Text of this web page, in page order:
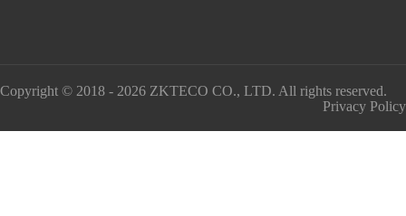
Copyright © 2018 - 2026 ZKTECO CO., LTD. All rights reserved.
Privacy Policy